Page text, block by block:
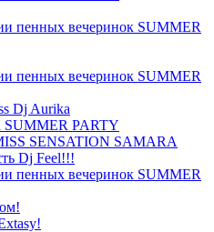
пенных вечеринок SUMMER
пенных вечеринок SUMMER
Dj Aurika
SUMMER PARTY
SENSATION SAMARA
Dj Feel!!!
пенных вечеринок SUMMER